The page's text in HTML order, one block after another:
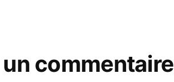
commentaire